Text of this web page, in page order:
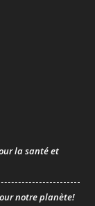
la santé et
notre planète!